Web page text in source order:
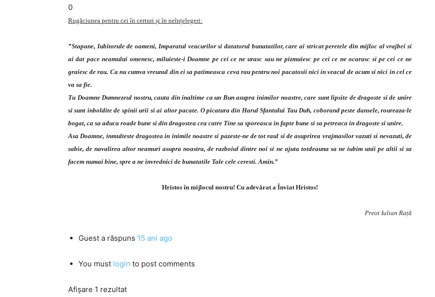
0
Rugăciunea pentru cei în certuri și în neînțelegeri:
”Stapane, Iubitorule de oameni, Imparatul veacurilor si datatorul bunatatilor, care ai stricat peretele din mijloc al vrajbei si
ai dat pace neamului omenesc, miluieste-i Doamne pe cei ce ne urasc sau ne pizmuiesc pe cei ce ne ocarasc si pe cei ce ne
graiesc de rau. Ca nu cumva vreunul din ei sa patimeasca ceva rau pentru noi pacatosii nici in veacul de acum si nici in cel ce
va sa fie.
Tu Doamne Dumnezeul nostru, cauta din inaltime ca un Bun asupra inimilor noastre, care sunt lipsite de dragoste si de unire
si sunt inboldite de spinii urii si ai altor pacate. O picatura din Harul Sfantului Tau Duh, coborand peste dansele, roureaza-le
bogat, ca sa aduca roade bune si din dragostea cea catre Tine sa sporeasca in fapte bune si sa petreaca in dragoste si unire.
Asa Doamne, inmulteste dragostea in inimile noastre si pazeste-ne de tot raul si de asuprirea vrajmasilor vazuti si nevazuti, de
sabie, de navalirea altor neamuri asupra noastra, de razboiul dintre noi si ne ajuta totdeauna sa ne iubim unii pe altii si sa
facem numai bine, spre a ne invrednici de bunatatile Tale cele ceresti. Amin.”
Hristos în mijlocul nostru! Cu adevărat a Înviat Hristos!
Preot Iulian Rață
Guest a răspuns 15 ani ago
You must login to post comments
Afișare 1 rezultat